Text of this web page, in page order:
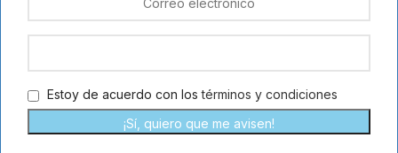
Estoy de acuerdo con lostérminos y condiciones
¡Sí, quiero que me avisen!